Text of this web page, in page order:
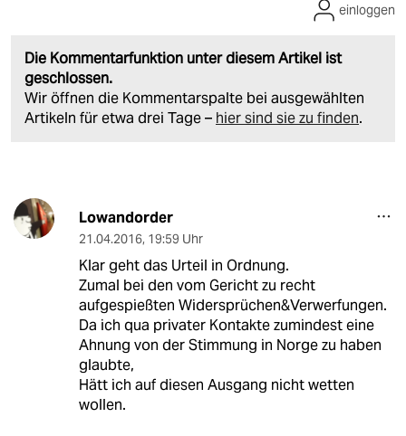
Die Kommentarfunktion unter diesem Artikel ist
geschlossen.
Wir öffnen die Kommentarspalte bei ausgewählten
Artikeln für etwa drei Tage – hier sind sie zu finden.
einloggen
Lowandorder
21.04.2016, 19:59 Uhr
Klar geht das Urteil in Ordnung.
Zumal bei den vom Gericht zu recht
aufgespießten Widersprüchen&Verwerfungen.
Da ich qua privater Kontakte zumindest eine
Ahnung von der Stimmung in Norge zu haben
glaubte,
Hätt ich auf diesen Ausgang nicht wetten
wollen.